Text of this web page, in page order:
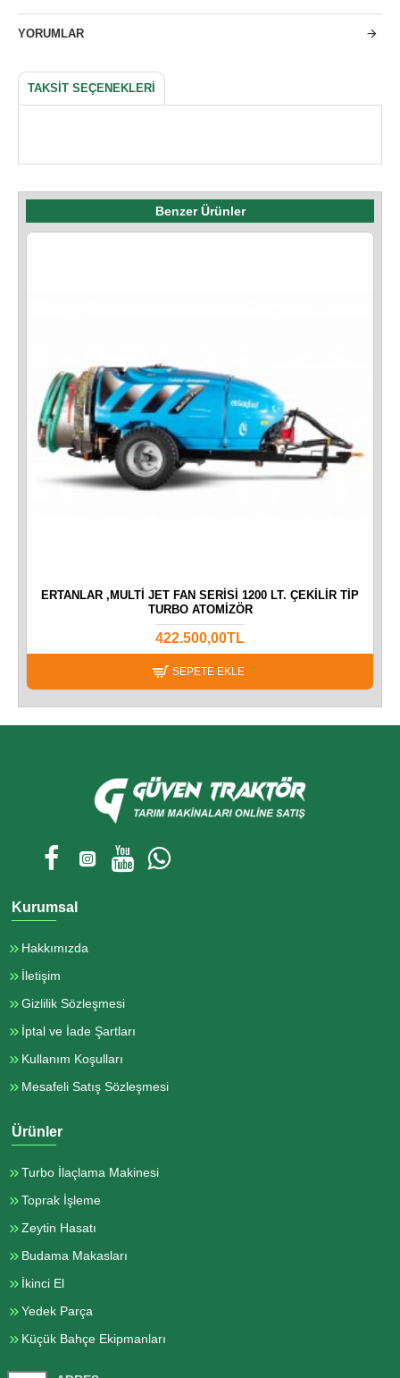
YORUMLAR
TAKSIT SEÇENEKLERI
Benzer Ürünler
ERTANLAR ,MULTI JET FAN SERISI 1200 LT. ÇEKILIR TIP
TURBO ATOMIZÖR
422.500,00TL
SEPETE EKLE
Kurumsal
Hakkımızda
İletişim
Gizlilik Sözleşmesi
İptal ve İade Şartları
Kullanım Koşulları
Mesafeli Satış Sözleşmesi
Ürünler
Turbo İlaçlama Makinesi
Toprak İşleme
Zeytin Hasatı
Budama Makasları
İkinci El
Yedek Parça
Küçük Bahçe Ekipmanları